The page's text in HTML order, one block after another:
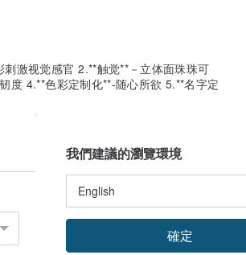
激视觉感官 2.**触觉**－立体面珠珠可
度 4.**色彩定制化**-随心所欲 5.**名字定
我們建議的瀏覽環境
確定